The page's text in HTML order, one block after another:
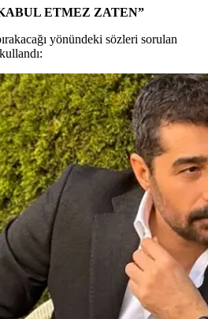
ETMEZ ZATEN”
yönündeki sözleri sorulan